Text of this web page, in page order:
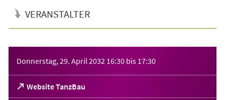
VERANSTALTER
Donnerstag, 29. April 2032 16:30 bis 17:30
Website TanzBau
(Öffnet
in